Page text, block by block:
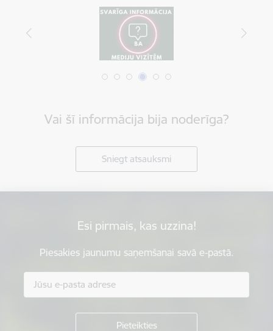
Vai šī informācija bija noderīga?
Sniegt atsauksmi
Esi pirmais, kas uzzina!
Piesakies jaunumu saņemšanai savā e-pastā.